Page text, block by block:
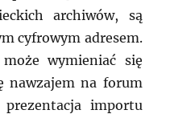
archiwów, są
cyfrowym adresem.
może wymieniać się
nawzajem na forum
prezentacja importu